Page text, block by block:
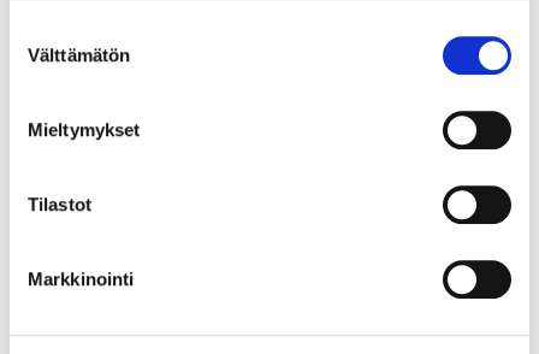
valinta
Välttämätön
Mieltymykset
Tilastot
Markkinointi